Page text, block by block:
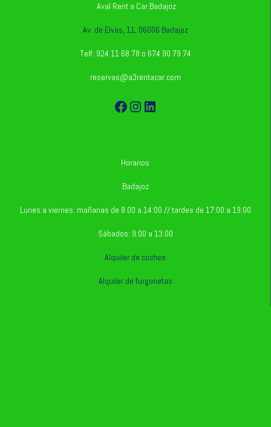
Aval Rent a Car Badajoz
Av. de Elvas, 11, 06006 Badajoz
Telf: 924 11 68 78 o 674 90 79 74
reservas@a3rentacar.com
Facebook
Instagram
LinkedIn
Horarios
Badajoz
Lunes a viernes: mañanas de 8:00 a 14:00 // tardes de 17:00 a 19:00
Sábados: 9:00 a 13:00
Alquiler de coches
Alquiler de furgonetas